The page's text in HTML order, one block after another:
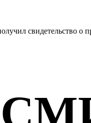
свидетельство о